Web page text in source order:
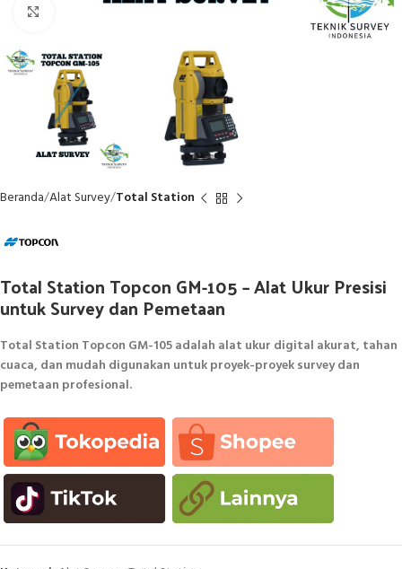
Beranda Alat Survey Total Station
Total Station Topcon GM-105 – Alat Ukur Presisi
untuk Survey dan Pemetaan
Total Station Topcon GM-105 adalah alat ukur digital akurat, tahan
cuaca, dan mudah digunakan untuk proyek-proyek survey dan
pemetaan profesional.